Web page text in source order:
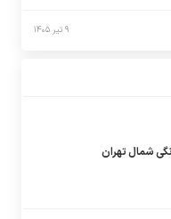
۹ تیر ۱۴۰۵
شمال تهران